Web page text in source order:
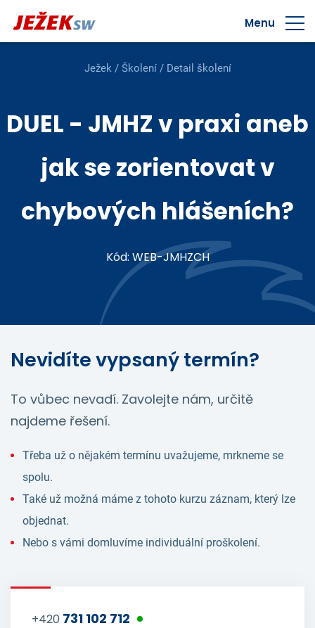
Menu
Ježek/ Školení/ Detail školení
DUEL - JMHZ v praxi aneb
jak se zorientovat v
chybových hlášeních?
Kód: WEB-JMHZCH
Nevidíte vypsaný termín?
To vůbec nevadí. Zavolejte nám, určitě
najdeme řešení.
Třeba už o nějakém termínu uvažujeme, mrkneme se
spolu.
Také už možná máme z tohoto kurzu záznam, který lze
objednat.
Nebo s vámi domluvíme individuální proškolení.
+420 731 102 712